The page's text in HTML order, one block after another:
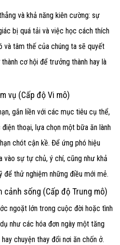
và khả năng kiên cường: sự
bị quá tải và việc học cách thích
và tâm thế của chúng ta sẽ quyết
cơ hội để trưởng thành hay là
vụ (Cấp độ Vi mô)
gắn liền với các mục tiêu cụ thể,
thoại, lựa chọn một bữa ăn lành
chót cận kề. Để ứng phó hiệu
vào sự tự chủ, ý chí, cũng như khả
để thử nghiệm những điều mới mẻ.
cảnh sống (Cấp độ Trung mô)
ngoặt lớn trong cuộc đời hoặc tình
như các hóa đơn ngày một tăng
chuyện thay đổi nơi ăn chốn ở.